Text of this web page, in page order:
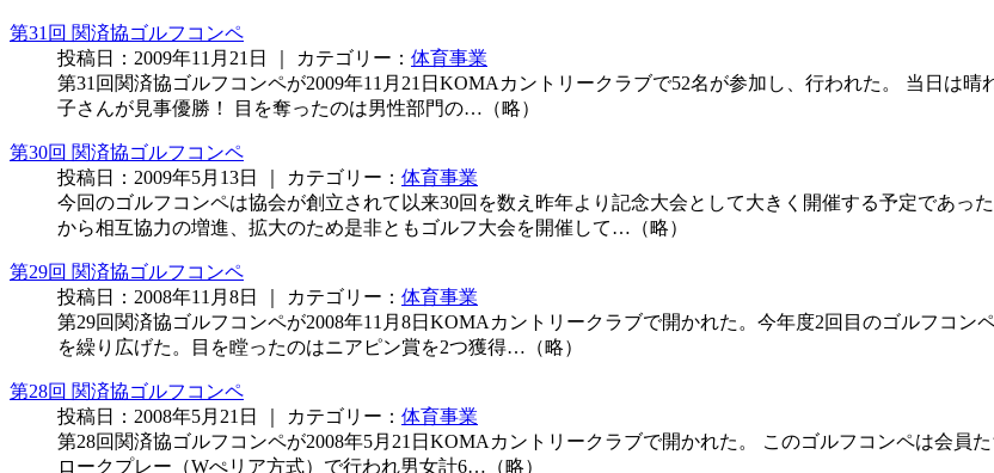
第31回 関済協ゴルフコンペ
投稿日：2009年11月21日 ｜ カテゴリー： 体育事業
第31回関済協ゴルフコンペが2009年11月21日KOMAカントリークラブで52名が参加し、行われた。 当日は
子さんが見事優勝！ 目を奪ったのは男性部門の…（略）
第30回 関済協ゴルフコンペ
投稿日：2009年5月13日 ｜ カテゴリー： 体育事業
今回のゴルフコンペは協会が創立されて以来30回を数え昨年より記念大会として大きく開催する予定であっ
から相互協力の増進、拡大のため是非ともゴルフ大会を開催して…（略）
第29回 関済協ゴルフコンペ
投稿日：2008年11月8日 ｜ カテゴリー： 体育事業
第29回関済協ゴルフコンペが2008年11月8日KOMAカントリークラブで開かれた。今年度2回目のゴルフコ
を繰り広げた。目を瞠ったのはニアピン賞を2つ獲得…（略）
第28回 関済協ゴルフコンペ
投稿日：2008年5月21日 ｜ カテゴリー： 体育事業
第28回関済協ゴルフコンペが2008年5月21日KOMAカントリークラブで開かれた。 このゴルフコンペは会員
ロークプレー（Wぺリア方式）で行われ男女計6…（略）